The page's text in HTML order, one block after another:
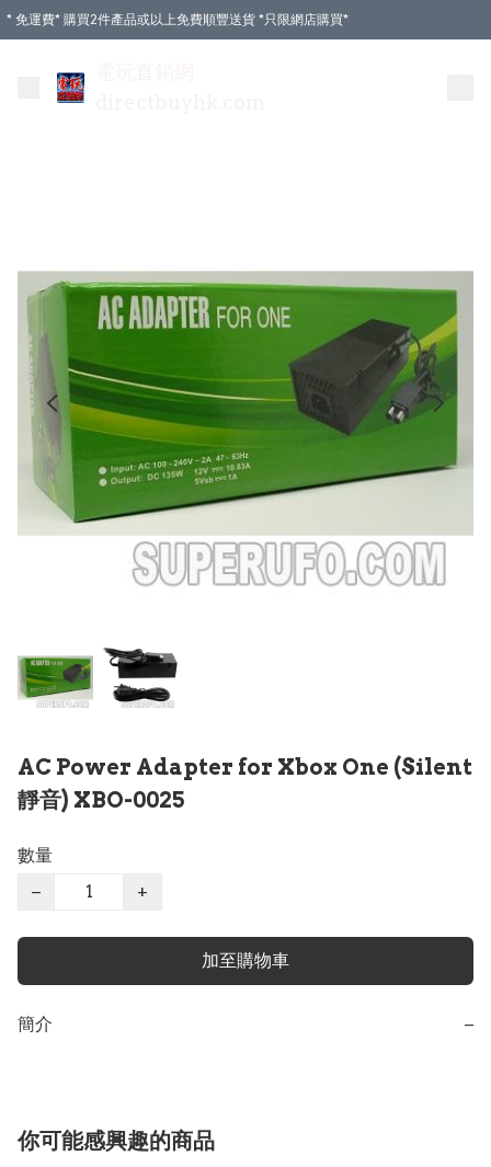
* 免運費* 購買2件產品或以上免費順豐送貨 *只限網店購買*
AC Power Adapter for Xbox One (Silent
靜音) XBO-0025
數量
−
+
加至購物車
簡介 −
你可能感興趣的商品